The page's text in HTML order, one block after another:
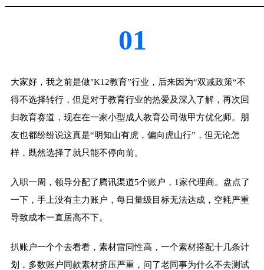
01
大家好，我之前是做"K12教育”行业，后来因为“双减政策“不
得不选择转行，但是对于教育行业的热爱及深入了解，再次回
归教育赛道，现在在一家小型成人教育公司做甲方优化师。朋
友也都纷纷说这真是“明知山有虎，偏向虎山行”，但无论怎
样，既然选择了就只能不停向前。
入职一周，领导分配了腾讯渠道5个账户，1家代理商。盘点了
一下，手上没有主力账户，每日量级目标无法达成，空耗严重
导致成本一直居高不下。
扒账户一个个去看看，素材雷同性高，一个素材搭配十几条计
划，多数账户同款素材挤压严重，问了老同事为什么不去测试